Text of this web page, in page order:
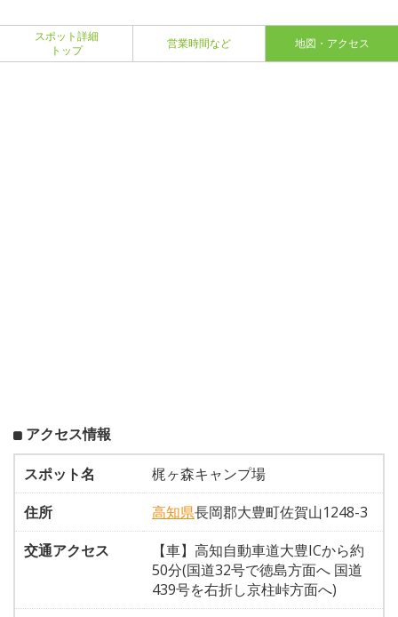
スポット詳細
トップ
営業時間など 地図・アクセス
アクセス情報
スポット名
梶ヶ森キャンプ場
住所
高知県長岡郡大豊町佐賀山1248-3
交通アクセス
【車】高知自動車道大豊ICから約
50分(国道32号で徳島方面へ 国道
439号を右折し京柱峠方面へ)